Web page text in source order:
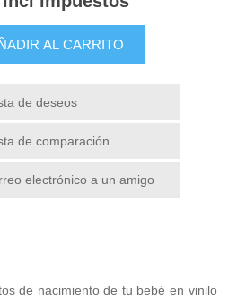
AL CARRITO
de deseos
de comparación
electrónico a un amigo
de nacimiento de tu bebé en vinilo